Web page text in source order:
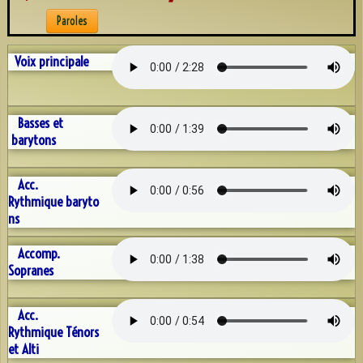
Espace AFN
Répétons▼
Trombinoscope▼
Albums▼
Souvenirs récents
A.F.N. sur Youtube
Reportage Mille sabord 2025
Contact
Paroles
Voix principale
Basses et
barytons
Acc.
Rythmique baryto
ns
Accomp.
Sopranes
Acc.
Rythmique Ténors
et Alti